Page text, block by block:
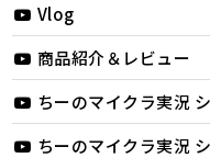
Vlog
商品紹介＆レビュー
ちーのマイクラ実況
ちーのマイクラ実況